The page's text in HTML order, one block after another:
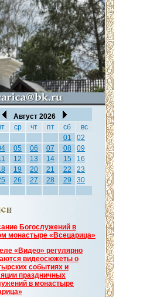
Август 2026
ср чт пт сб
вс
01
02
05 06 07 08
09
12 13 14 15
16
19 20 21 22
23
26 27 28 29
30
Богослужений в
монастыре «Всецарица»
«Видео» регулярно
видеосюжеты о
событиях и
праздничных
в монастыре